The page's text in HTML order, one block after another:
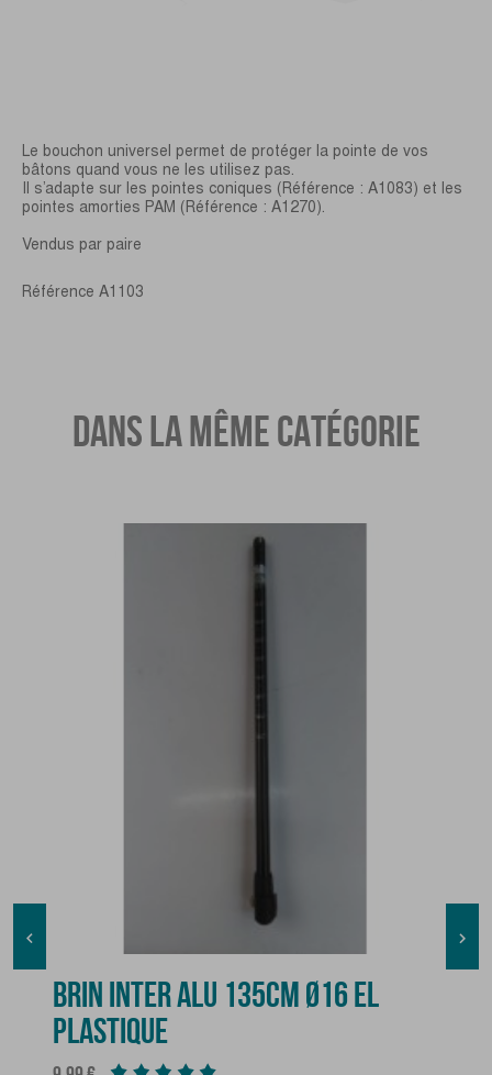
Le bouchon universel permet de protéger la pointe de vos
bâtons quand vous ne les utilisez pas.
Il s’adapte sur les pointes coniques (Référence : A1083) et les
pointes amorties PAM (Référence : A1270).
Vendus par paire
Référence A1103
DANS LA MÊME CATÉGORIE

BRIN INTER ALU 135CM Ø16 EL
PLASTIQUE
Prix
